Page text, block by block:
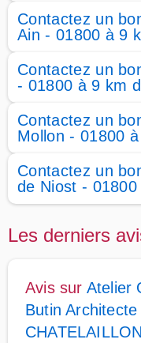
Contactez un
Ain - 01800 à 9
Contactez un
- 01800 à 9 km
Contactez un
Mollon - 01800
Contactez un
de Niost -
Les derniers
Avis sur Atelier
Butin Architecte